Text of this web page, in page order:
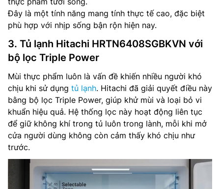
Đây là một tính năng mang tính thực tế cao, đặc biệt
phù hợp với nhịp sống bận rộn hiện nay.
3. Tủ lạnh Hitachi HRTN6408SGBKVN với
bộ lọc Triple Power
Mùi thực phẩm luôn là vấn đề khiến nhiều người khó
chịu khi sử dụng tủ lạnh. Hitachi đã giải quyết điều này
bằng bộ lọc Triple Power, giúp khử mùi và loại bỏ vi
khuẩn hiệu quả. Hệ thống lọc này hoạt động liên tục
để giữ không khí trong tủ luôn trong lành, mỗi khi mở
cửa người dùng không còn cảm thấy khó chịu như
trước.